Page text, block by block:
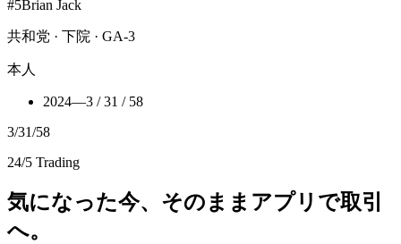
#5Brian Jack
共和党 · 下院 · GA-3
本人
2024—3 / 31 / 58
3/31/58
24/5 Trading
気になった今、そのままアプリで取引
へ。